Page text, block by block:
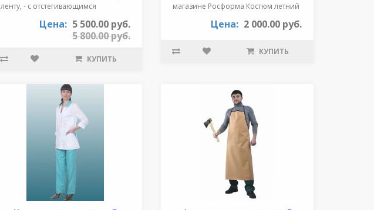
ленту, - с отстегивающимся
Цена: 5 500.00 руб.
5 800.00 руб.
КУПИТЬ
магазине Росформа Костюм летний
Цена: 2 000.00 руб.
КУПИТЬ